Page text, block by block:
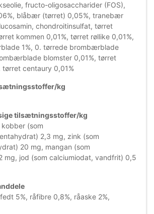
fructo-oligosaccharider (FOS),
blåbær (tørret) 0,05%, tranebær
chondroitinsulfat, tørret
kommen 0,01%, tørret røllike 0,01%,
1%, 0. tørrede brombærblade
blomster 0,01%, tørret
tørret centaury 0,01%
kg
tilsætningsstoffer/kg
(som
2,3 mg, zink (som
20 mg, mangan (som
mg, jod (som calciumiodat, vandfrit) 0,5
5%, råfibre 0,8%, råaske 2%,